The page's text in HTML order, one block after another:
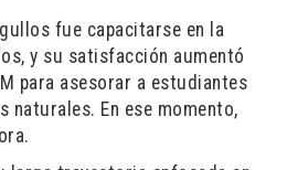
fue capacitarse en la
y su satisfacción aumentó
para asesorar a estudiantes
naturales. En ese momento,